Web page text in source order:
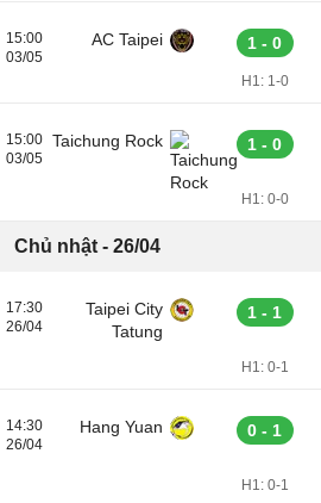
15:00
03/05
AC Taipei 1 - 0
H1: 1-0
15:00
03/05
Taichung Rock 1 - 0
H1: 0-0
Chủ nhật - 26/04
17:30
26/04
Taipei City
Tatung
1 - 1
H1: 0-1
14:30
26/04
Hang Yuan 0 - 1
H1: 0-1